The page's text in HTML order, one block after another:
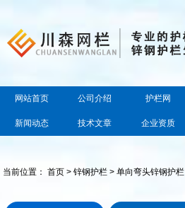
网站首页 公司介绍 护栏网
新闻动态 技术文章 企业资质
当前位置：首页 >锌钢护栏 > 单向弯头锌钢护栏